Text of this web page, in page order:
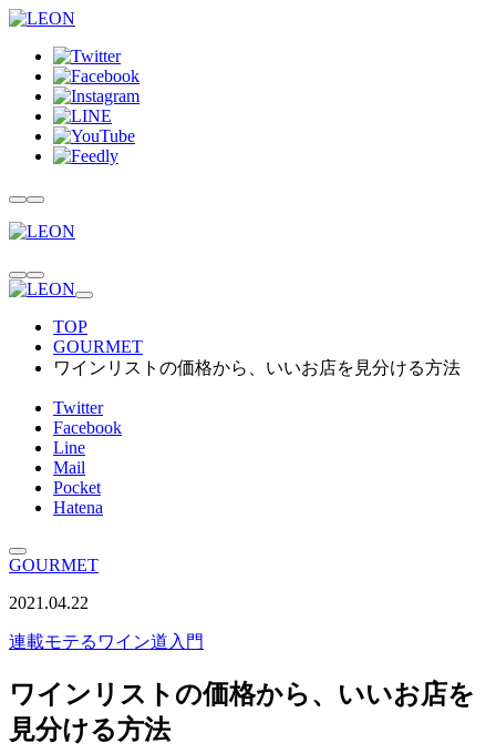
TOP
GOURMET
ワインリストの価格から、いいお店を見分ける方法
Twitter
Facebook
Line
Mail
Pocket
Hatena
GOURMET
2021.04.22
連載モテるワイン道入門
ワインリストの価格から、いいお店を
見分ける方法